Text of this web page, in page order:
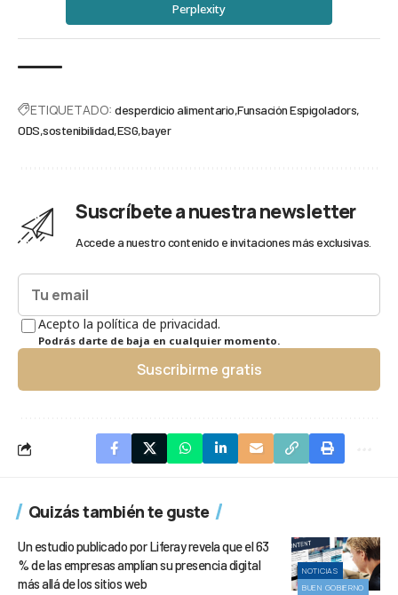
Perplexity
ETIQUETADO: desperdicio alimentario Funsación Espigoladors
ODS sostenibilidad ESG bayer
Suscríbete a nuestra newsletter
Accede a nuestro contenido e invitaciones más exclusivas.
Acepto la política de privacidad.
Podrás darte de baja en cualquier momento.
Suscribirme gratis
Quizás también te guste
NOTICIAS
BUEN GOBIERNO
Un estudio publicado por Liferay revela que el 63
% de las empresas amplían su presencia digital
más allá de los sitios web